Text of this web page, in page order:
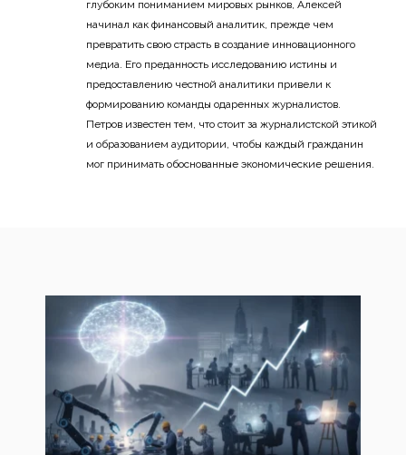
глубоким пониманием мировых рынков, Алексей
начинал как финансовый аналитик, прежде чем
превратить свою страсть в создание инновационного
медиа. Его преданность исследованию истины и
предоставлению честной аналитики привели к
формированию команды одаренных журналистов.
Петров известен тем, что стоит за журналистской этикой
и образованием аудитории, чтобы каждый гражданин
мог принимать обоснованные экономические решения.